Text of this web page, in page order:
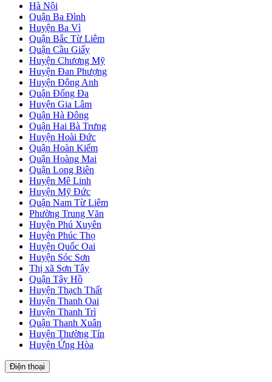
Hà Nội
Quận Ba Đình
Huyện Ba Vì
Quận Bắc Từ Liêm
Quận Cầu Giấy
Huyện Chương Mỹ
Huyện Đan Phượng
Huyện Đông Anh
Quận Đống Đa
Huyện Gia Lâm
Quận Hà Đông
Quận Hai Bà Trưng
Huyện Hoài Đức
Quận Hoàn Kiếm
Quận Hoàng Mai
Quận Long Biên
Huyện Mê Linh
Huyện Mỹ Đức
Quận Nam Từ Liêm
Phường Trung Văn
Huyện Phú Xuyên
Huyện Phúc Thọ
Huyện Quốc Oai
Huyện Sóc Sơn
Thị xã Sơn Tây
Quận Tây Hồ
Huyện Thạch Thất
Huyện Thanh Oai
Huyện Thanh Trì
Quận Thanh Xuân
Huyện Thường Tín
Huyện Ứng Hòa
Điện thoại